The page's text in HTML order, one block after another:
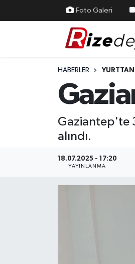
Foto Galeri
HABERLER YURTTAN
Gaziantep'te
alındı.
18.07.2025 - 17:20
YAYINLANMA
Yurttan Haberler
Teknoloji
Rize Nöbetçi Eczaneler
Rize Trafik Yoğunluk
Tüm Manşetler
Son Dakika Haberleri